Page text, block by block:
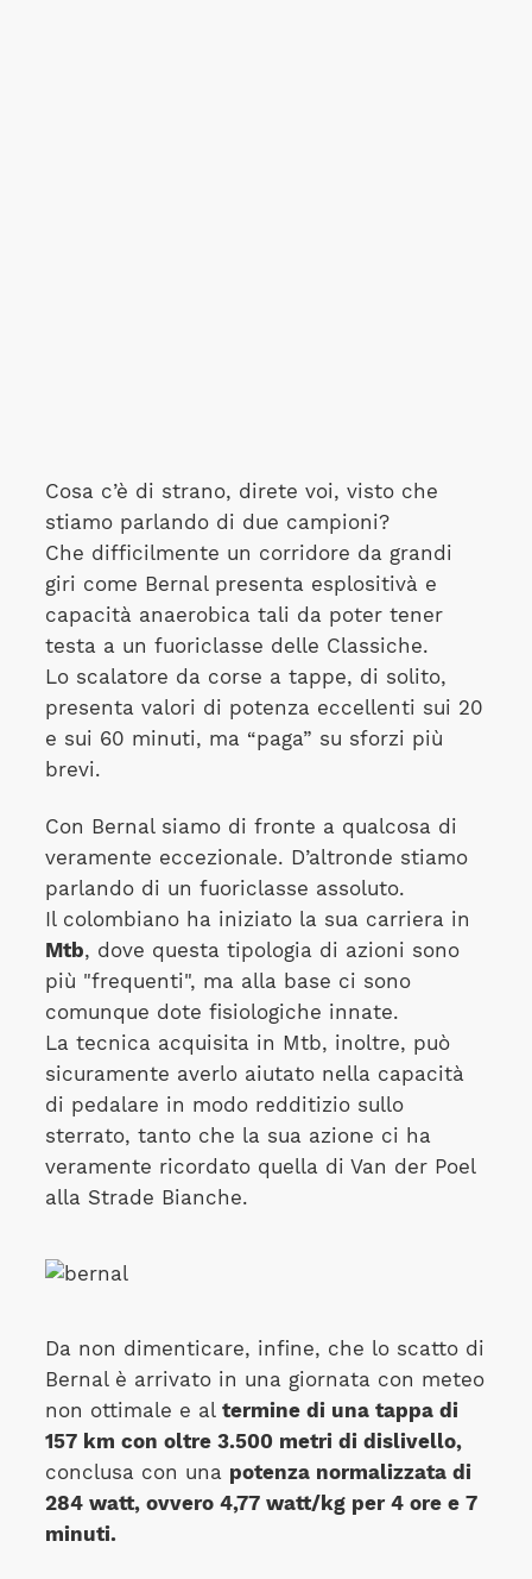
Cosa c’è di strano, direte voi, visto che
stiamo parlando di due campioni?
Che difficilmente un corridore da grandi
giri come Bernal presenta esplositivà e
capacità anaerobica tali da poter tener
testa a un fuoriclasse delle Classiche.
Lo scalatore da corse a tappe, di solito,
presenta valori di potenza eccellenti sui 20
e sui 60 minuti, ma “paga” su sforzi più
brevi.
Con Bernal siamo di fronte a qualcosa di
veramente eccezionale. D’altronde stiamo
parlando di un fuoriclasse assoluto.
Il colombiano ha iniziato la sua carriera in
Mtb, dove questa tipologia di azioni sono
più "frequenti", ma alla base ci sono
comunque dote fisiologiche innate.
La tecnica acquisita in Mtb, inoltre, può
sicuramente averlo aiutato nella capacità
di pedalare in modo redditizio sullo
sterrato, tanto che la sua azione ci ha
veramente ricordato quella di Van der Poel
alla Strade Bianche.
Da non dimenticare, infine, che lo scatto di
Bernal è arrivato in una giornata con meteo
non ottimale e al termine di una tappa di
157 km con oltre 3.500 metri di dislivello,
conclusa con una potenza normalizzata di
284 watt, ovvero 4,77 watt/kg per 4 ore e 7
minuti.